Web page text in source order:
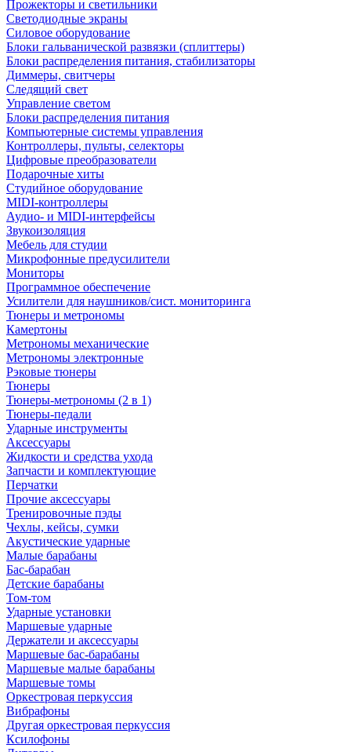
Прожекторы и светильники
Светодиодные экраны
Силовое оборудование
Блоки гальванической развязки (сплиттеры)
Блоки распределения питания, стабилизаторы
Диммеры, свитчеры
Следящий свет
Управление светом
Блоки распределения питания
Компьютерные системы управления
Контроллеры, пульты, селекторы
Цифровые преобразователи
Подарочные хиты
Студийное оборудование
MIDI-контроллеры
Аудио- и MIDI-интерфейсы
Звукоизоляция
Мебель для студии
Микрофонные предусилители
Мониторы
Программное обеспечение
Усилители для наушников/сист. мониторинга
Тюнеры и метрономы
Камертоны
Метрономы механические
Метрономы электронные
Рэковые тюнеры
Тюнеры
Тюнеры-метрономы (2 в 1)
Тюнеры-педали
Ударные инструменты
Аксессуары
Жидкости и средства ухода
Запчасти и комплектующие
Перчатки
Прочие аксессуары
Тренировочные пэды
Чехлы, кейсы, сумки
Акустические ударные
Mалые барабаны
Бас-барабан
Детские барабаны
Том-том
Ударные установки
Маршевые ударные
Держатели и аксессуары
Маршевые бас-барабаны
Маршевые малые барабаны
Маршевые томы
Оркестровая перкуссия
Вибрафоны
Другая оркестровая перкуссия
Ксилофоны